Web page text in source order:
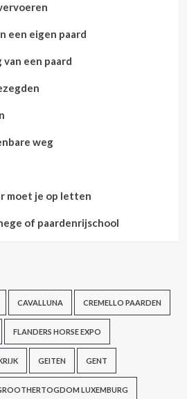
een eigen paard
een paard
weg
moet je op letten
of paardenrijschool
CAVALLUNA CREMELLO PAARDEN
FLANDERS HORSE EXPO
GEITEN GENT
LUXEMBURG